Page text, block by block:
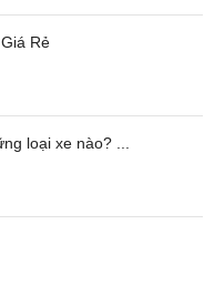
Rẻ
loại xe nào? ...